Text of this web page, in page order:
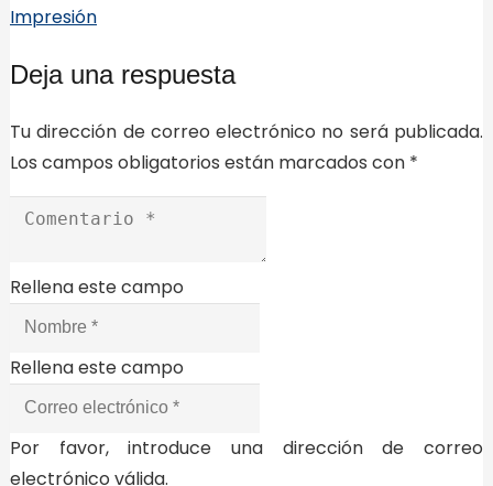
Impresión
Deja una respuesta
Tu dirección de correo electrónico no será publicada.
Los campos obligatorios están marcados con *
Rellena este campo
Rellena este campo
Por favor, introduce una dirección de correo
electrónico válida.